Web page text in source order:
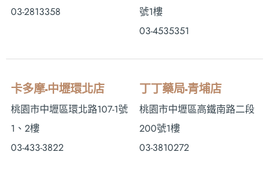
03-2813358
號1樓
03-4535351
卡多摩-中壢環北店
桃園市中壢區環北路107-1號
1、2樓
03-433-3822
丁丁藥局-青埔店
桃園市中壢區高鐵南路二段
200號1樓
03-3810272